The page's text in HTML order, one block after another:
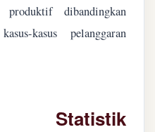
dibandingkan
kasus pelanggaran